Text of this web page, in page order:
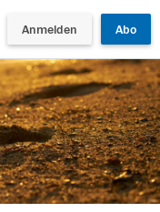
Anmelden Abo